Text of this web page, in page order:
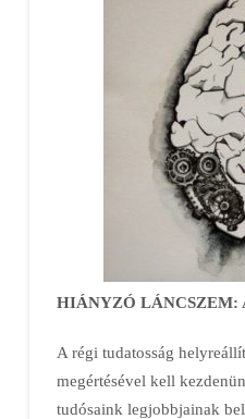
HIÁNYZÓ LÁNCSZEM:
A régi tudatosság
megértésével kell
tudósaink legjobbjainak